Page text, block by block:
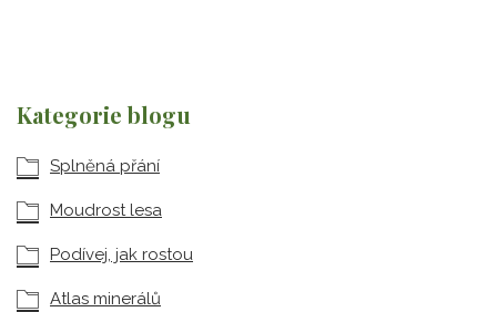
Kategorie blogu
Splněná přání
Moudrost lesa
Podívej, jak rostou
Atlas minerálů